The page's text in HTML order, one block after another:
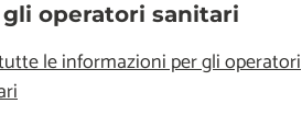
gli operatori sanitari
le informazioni per gli operatori